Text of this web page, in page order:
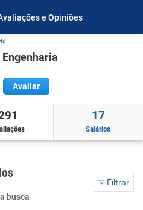
e Opiniões
Avaliar
17
Salários
Filtrar
busca